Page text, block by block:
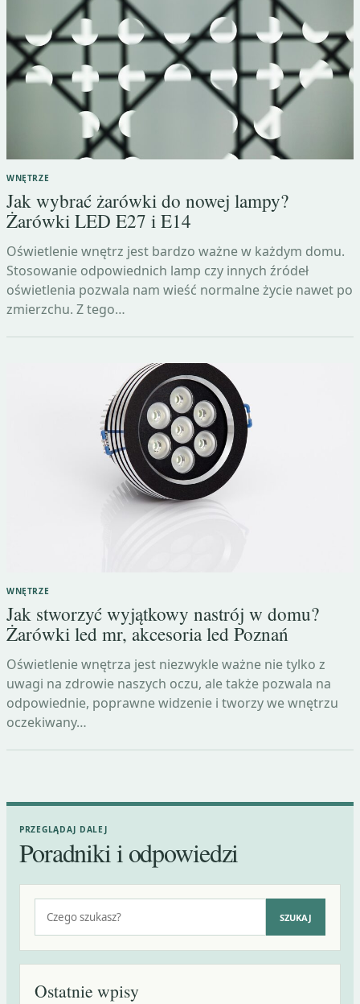
WNĘTRZE
Jak wybrać żarówki do nowej lampy?
Żarówki LED E27 i E14
Oświetlenie wnętrz jest bardzo ważne w każdym domu.
Stosowanie odpowiednich lamp czy innych źródeł
oświetlenia pozwala nam wieść normalne życie nawet po
zmierzchu. Z tego…
WNĘTRZE
Jak stworzyć wyjątkowy nastrój w domu?
Żarówki led mr, akcesoria led Poznań
Oświetlenie wnętrza jest niezwykle ważne nie tylko z
uwagi na zdrowie naszych oczu, ale także pozwala na
odpowiednie, poprawne widzenie i tworzy we wnętrzu
oczekiwany…
PRZEGLĄDAJ DALEJ
Poradniki i odpowiedzi
SZUKAJ
Ostatnie wpisy